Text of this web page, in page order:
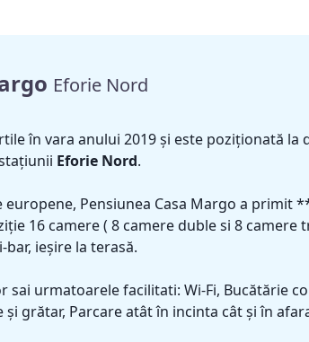
Eforie Nord
în vara anului 2019 și este poziționată
Eforie Nord.
Pensiunea Casa Margo a primit
16 camere ( 8 camere duble si 8
ieșire la terasă.
sai urmatoarele facilitati: Wi-Fi, Bucătărie
și grătar, Parcare atât în incinta cât și în